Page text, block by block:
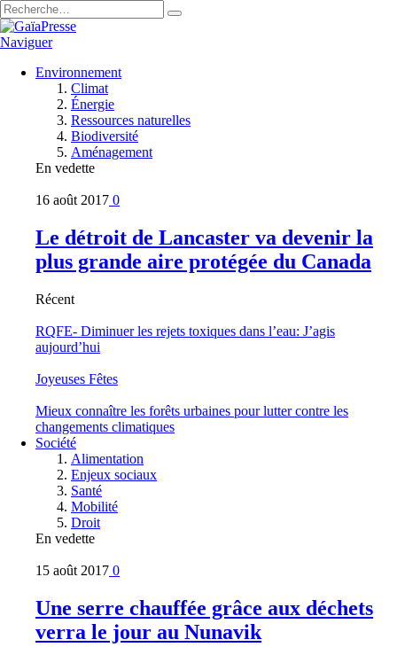
Naviguer
Environnement
Climat
Énergie
Ressources naturelles
Biodiversité
Aménagement
En vedette
16 août 2017 0
Le détroit de Lancaster va devenir la
plus grande aire protégée du Canada
Récent
RQFE- Diminuer les rejets toxiques dans l’eau: J’agis
aujourd’hui
Joyeuses Fêtes
Mieux connaître les forêts urbaines pour lutter contre les
changements climatiques
Société
Alimentation
Enjeux sociaux
Santé
Mobilité
Droit
En vedette
15 août 2017 0
Une serre chauffée grâce aux déchets
verra le jour au Nunavik